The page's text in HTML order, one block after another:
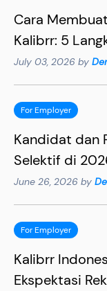
Cara
Kalibrr: 5
Lebih Efektif
July 03, 2026 by
For Employer
Kandidat dan
Selektif di
Penting yang
June 26, 2026 by
For Employer
Kalibrr
Ekspektasi